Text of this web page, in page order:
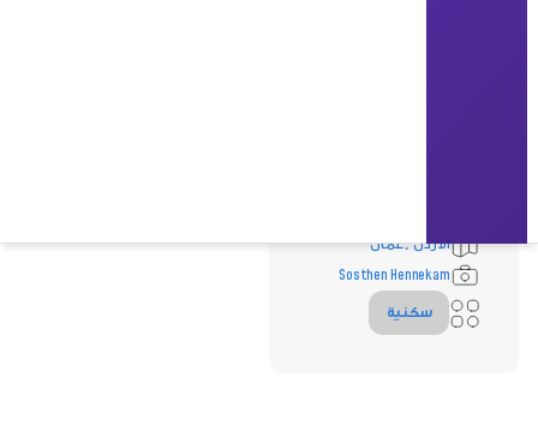
الاردن ,عمان
Sosthen Hennekam
سكنية